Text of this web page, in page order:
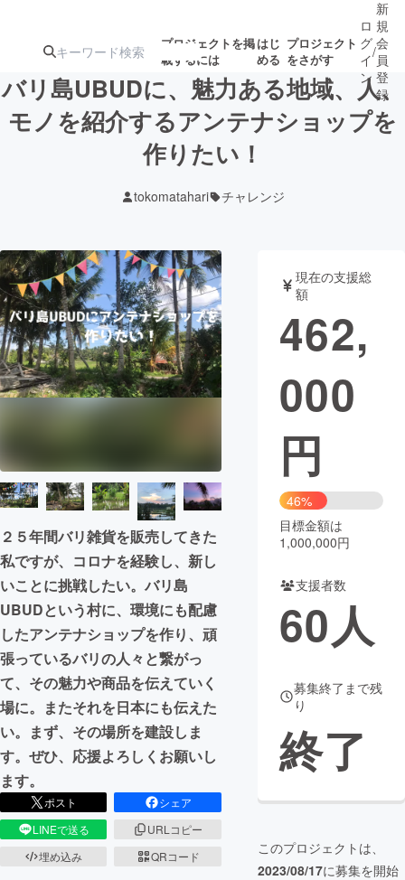
プロジェクトを掲
載するには
はじ
める
プロジェクト
をさがす
注目の新着プロ募集終了が近いプ
テクノロジー・ガジェット
映像・映画 書籍・雑誌
ビジネス・起業 チャレンジ
CAMPFIRE for Social Good CAMPFIRE Creation
CAMPFIREふるさと納税
コミュニティ
ロ
グ
イ
ン
/
新
規
会
員
登
録
バリ島UBUDに、魅力ある地域、人、
モノを紹介するアンテナショップを
作りたい！
tokomatahari チャレンジ
２５年間バリ雑貨を販売してきた
私ですが、コロナを経験し、新し
いことに挑戦したい。バリ島
UBUDという村に、環境にも配慮
したアンテナショップを作り、頑
張っているバリの人々と繋がっ
て、その魅力や商品を伝えていく
場に。またそれを日本にも伝えた
い。まず、その場所を建設しま
す。ぜひ、応援よろしくお願いし
ます。
ポスト
シェア
LINEで送る
URLコピー
埋め込み
QRコード
現在の支援総
額
462,
000
円
46%
目標金額は
1,000,000円
支援者数
60人
募集終了まで残
り
終了
このプロジェクトは、
2023/08/17に募集を開始